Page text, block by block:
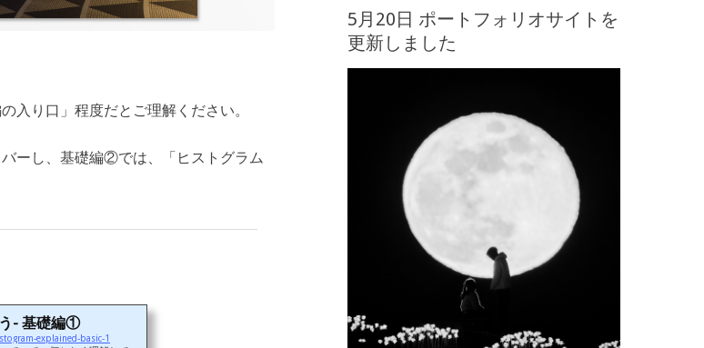
入り口」程度だとご理解ください。
ーし、基礎編②では、「ヒストグラム
- 基礎編①
explained-basic-1
5月20日 ポートフォリオサイトを
更新しました